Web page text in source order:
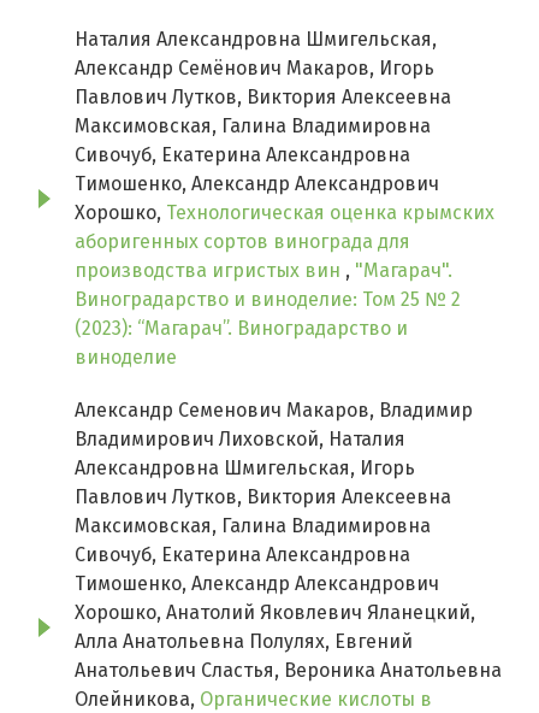
Наталия Александровна Шмигельская,
Александр Семёнович Макаров, Игорь
Павлович Лутков, Виктория Алексеевна
Максимовская, Галина Владимировна
Сивочуб, Екатерина Александровна
Тимошенко, Александр Александрович
Хорошко, Технологическая оценка крымских
аборигенных сортов винограда для
производства игристых вин , "Магарач".
Виноградарство и виноделие: Том 25 № 2
(2023): “Магарач”. Виноградарство и
виноделие
Александр Семенович Макаров, Владимир
Владимирович Лиховской, Наталия
Александровна Шмигельская, Игорь
Павлович Лутков, Виктория Алексеевна
Максимовская, Галина Владимировна
Сивочуб, Екатерина Александровна
Тимошенко, Александр Александрович
Хорошко, Анатолий Яковлевич Яланецкий,
Алла Анатольевна Полулях, Евгений
Анатольевич Сластья, Вероника Анатольевна
Олейникова, Органические кислоты в